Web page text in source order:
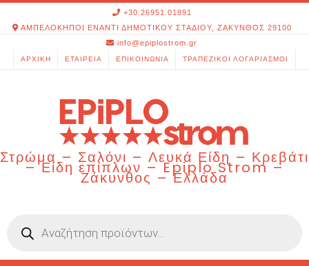
+30.26951.01891
ΑΜΠΕΛΟΚΗΠΟΙ ΕΝΑΝΤΙ ΔΗΜΟΤΙΚΟΥ ΣΤΑΔΙΟΥ, ΖΑΚΥΝΘΟΣ 29100
info@epiplostrom.gr
ΑΡΧΙΚΉ ΕΤΑΙΡΕΊΑ ΕΠΙΚΟΙΝΩΝΊΑ ΤΡΑΠΕΖΙΚΟΊ ΛΟΓΑΡΙΑΣΜΟΊ
Στρώμα – Σαλόνι – Λευκά Είδη – Κρεβάτι
– Είδη επίπλων – Epiplo Strom –
Ζάκυνθος – Ελλάδα
search